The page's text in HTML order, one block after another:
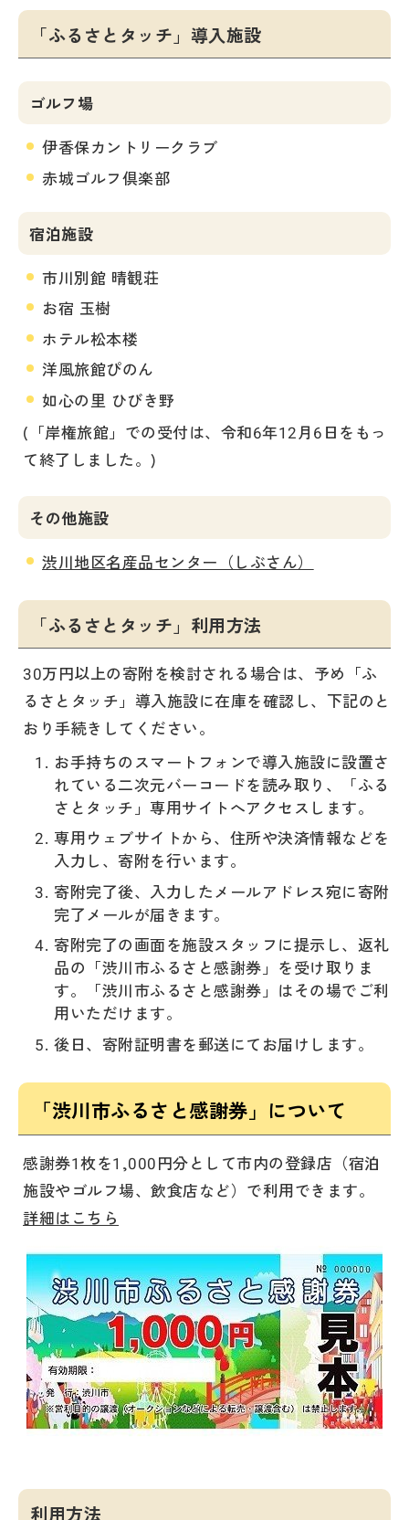
「ふるさとタッチ」導入施設
ゴルフ場
伊香保カントリークラブ
赤城ゴルフ倶楽部
宿泊施設
市川別館 晴観荘
お宿 玉樹
ホテル松本楼
洋風旅館ぴのん
如心の里 ひびき野
(「岸権旅館」での受付は、令和6年12月6日をもっ
て終了しました。)
その他施設
渋川地区名産品センター（しぶさん）
「ふるさとタッチ」利用方法
30万円以上の寄附を検討される場合は、予め「ふ
るさとタッチ」導入施設に在庫を確認し、下記のと
おり手続きしてください。
お手持ちのスマートフォンで導入施設に設置さ
れている二次元バーコードを読み取り、「ふる
さとタッチ」専用サイトへアクセスします。
専用ウェブサイトから、住所や決済情報などを
入力し、寄附を行います。
寄附完了後、入力したメールアドレス宛に寄附
完了メールが届きます。
寄附完了の画面を施設スタッフに提示し、返礼
品の「渋川市ふるさと感謝券」を受け取りま
す。「渋川市ふるさと感謝券」はその場でご利
用いただけます。
後日、寄附証明書を郵送にてお届けします。
「渋川市ふるさと感謝券」について
感謝券1枚を1,000円分として市内の登録店（宿泊
施設やゴルフ場、飲食店など）で利用できます。
詳細はこちら
利用方法